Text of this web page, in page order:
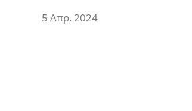
5 Απρ. 2024